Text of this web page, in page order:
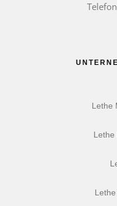
Lethe
Lethe